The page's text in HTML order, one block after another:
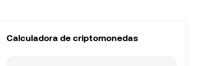
Calculadora de criptomonedas